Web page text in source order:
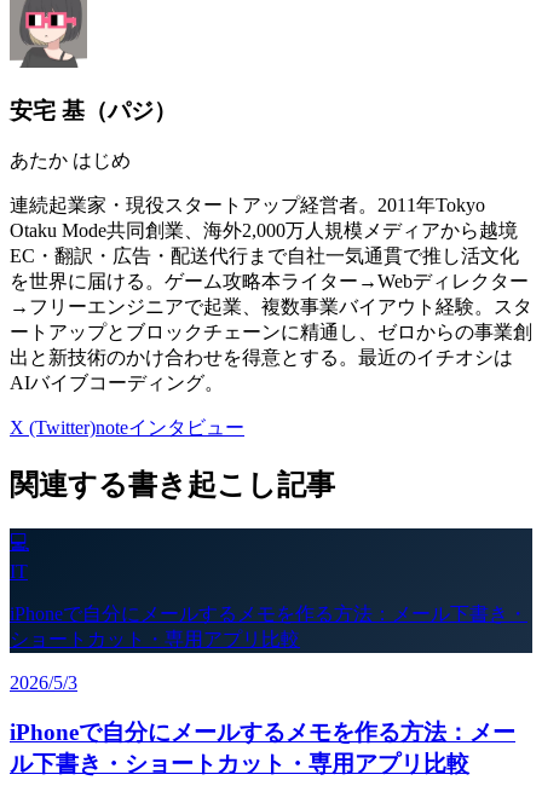
安宅 基 （パジ）
あたか はじめ
連続起業家・現役スタートアップ経営者。2011年Tokyo
Otaku Mode共同創業、海外2,000万人規模メディアから越境
EC・翻訳・広告・配送代行まで自社一気通貫で推し活文化
を世界に届ける。ゲーム攻略本ライター→Webディレクター
→フリーエンジニアで起業、複数事業バイアウト経験。スタ
ートアップとブロックチェーンに精通し、ゼロからの事業創
出と新技術のかけ合わせを得意とする。最近のイチオシは
AIバイブコーディング。
X (Twitter)noteインタビュー
関連する書き起こし記事
💻
IT
iPhoneで自分にメールするメモを作る方法：メール下書き・
ショートカット・専用アプリ比較
2026/5/3
iPhoneで自分にメールするメモを作る方法：メー
ル下書き・ショートカット・専用アプリ比較